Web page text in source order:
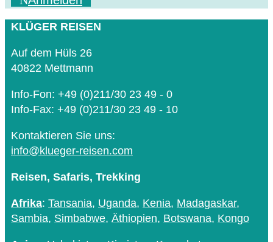
KLÜGER REISEN
Auf dem Hüls 26
40822 Mettmann
Info-Fon: +49 (0)211/30 23 49 - 0
Info-Fax: +49 (0)211/30 23 49 - 10
Kontaktieren Sie uns:
info@klueger-reisen.com
Reisen, Safaris, Trekking
Afrika: Tansania, Uganda, Kenia, Madagaskar,
Sambia, Simbabwe, Äthiopien, Botswana, Kongo